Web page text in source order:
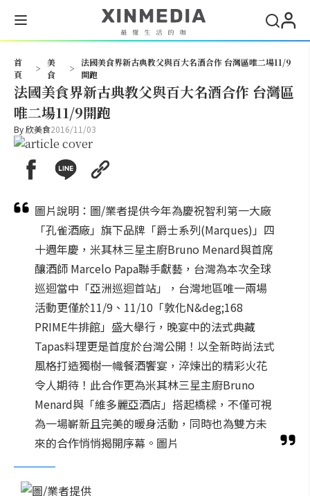
首
頁
>
美
食
>
法國美食界新古典教父與百大名酒合作 台灣區唯二場11/9
開跑
法國美食界新古典教父與百大名酒合作 台灣區
唯二場11/9開跑
By欣美食2016/11/03
圖片說明：圖/業者提供今年為慶祝智利第一大廠
「孔雀酒廠」旗下品牌「爵士系列(Marques)」四
十週年慶，米其林三星主廚Bruno Menard與首席
釀酒師 Marcelo Papa聯手獻藝，台灣為本次全球
巡迴當中「亞洲巡迴首站」，台灣地區唯一兩場
活動更僅於11/9、11/10「敦化N&deg;168
PRIME牛排館」盛大舉行，晚宴中的法式典藏
Tapas料理更是首度於台灣公開！以全新時尚法式
風格打造獨樹一幟餐酒饗宴，淬煉出的精彩火花
令人期待！此合作更為米其林三星主廚Bruno
Menard與「維多麗亞酒店」搭起橋樑，不僅可視
為一場嶄新且完美的暖身活動，同時也為雙方未
來的合作悄悄揭開序幕。圖片